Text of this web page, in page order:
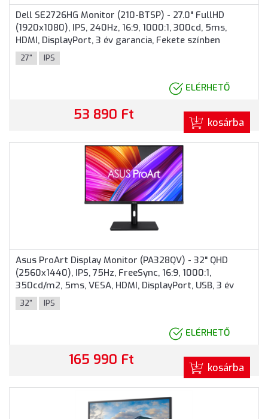
Dell SE2726HG Monitor (210-BTSP) - 27.0" FullHD
(1920x1080), IPS, 240Hz, 16:9, 1000:1, 300cd, 5ms,
HDMI, DisplayPort, 3 év garancia, Fekete színben
27" IPS
ELÉRHETŐ
53 890 Ft kosárba
Asus ProArt Display Monitor (PA328QV) - 32" QHD
(2560x1440), IPS, 75Hz, FreeSync, 16:9, 1000:1,
350cd/m2, 5ms, VESA, HDMI, DisplayPort, USB, 3 év
garancia, Fekete színben
32" IPS
ELÉRHETŐ
165 990 Ft kosárba